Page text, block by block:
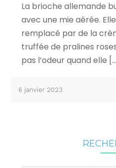
La brioche allemande
avec une mie aérée.
remplacé par de la
truffée de pralines
pas l’odeur quand elle
6 janvier 2023